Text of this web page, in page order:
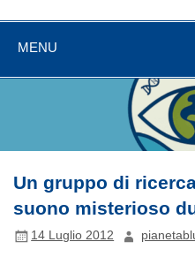
MENU
Un gruppo di
suono misterioso
14 Luglio 2012